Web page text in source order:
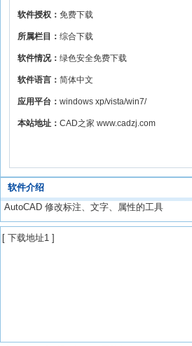
软件授权： 免费下载
所属栏目： 综合下载
软件情况： 绿色安全免费下载
软件语言： 简体中文
应用平台： windows xp/vista/win7/
本站地址： CAD之家 www.cadzj.com
软件介绍
AutoCAD 修改标注、文字、属性的工具
[ 下载地址1 ]